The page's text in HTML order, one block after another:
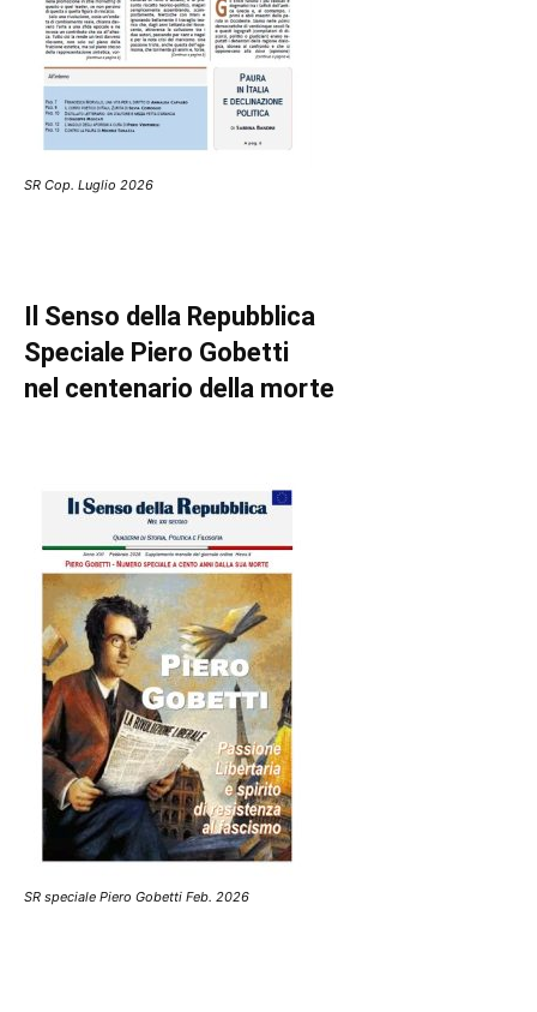
SR Cop. Luglio 2026
Il Senso della Repubblica
Speciale Piero Gobetti
nel centenario della morte
SR speciale Piero Gobetti Feb. 2026